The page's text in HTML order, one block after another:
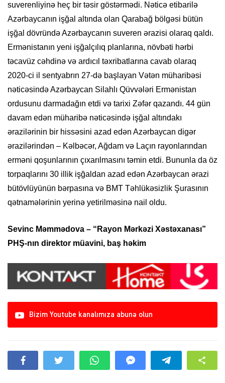
suverenliyinə heç bir təsir göstərmədi. Nəticə etibarilə
Azərbaycanın işğal altında olan Qarabağ bölgəsi bütün
işğal dövründə Azərbaycanın suveren ərazisi olaraq qaldı.
Ermənistanın yeni işğalçılıq planlarına, növbəti hərbi
təcavüz cəhdinə və ardıcıl təxribatlarına cavab olaraq
2020-ci il sentyabrın 27-də başlayan Vətən müharibəsi
nəticəsində Azərbaycan Silahlı Qüvvələri Ermənistan
ordusunu darmadağın etdi və tarixi Zəfər qazandı. 44 gün
davam edən müharibə nəticəsində işğal altındakı
ərazilərinin bir hissəsini azad edən Azərbaycan digər
ərazilərindən – Kəlbəcər, Ağdam və Laçın rayonlarından
erməni qoşunlarının çıxarılmasını təmin etdi. Bununla da öz
torpaqlarını 30 illik işğaldan azad edən Azərbaycan ərazi
bütövlüyünün bərpasına və BMT Təhlükəsizlik Şurasının
qətnamələrinin yerinə yetirilməsinə nail oldu.
Sevinc Məmmədova – “Rayon Mərkəzi Xəstəxanası”
PHŞ-nın direktor müavini, baş həkim
Bizim Youtube kanalımıza abunə olun